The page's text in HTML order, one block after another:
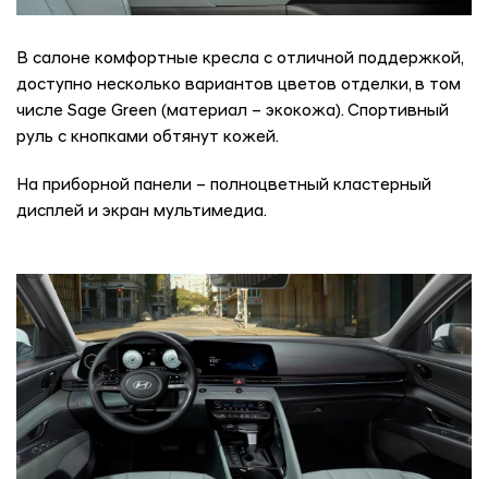
В салоне комфортные кресла с отличной поддержкой,
доступно несколько вариантов цветов отделки, в том
числе Sage Green (материал – экокожа). Спортивный
руль с кнопками обтянут кожей.
На приборной панели – полноцветный кластерный
дисплей и экран мультимедиа.